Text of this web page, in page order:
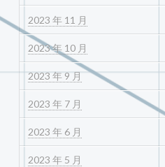
2023 年 11 月
2023 年 10 月
2023 年 9 月
2023 年 7 月
2023 年 6 月
2023 年 5 月